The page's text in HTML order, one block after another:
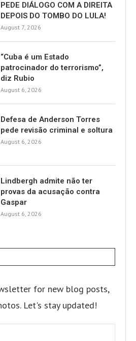
PEDE DIÁLOGO COM A DIREITA
DEPOIS DO TOMBO DO LULA!
August 7, 2026
“Cuba é um Estado
patrocinador do terrorismo”,
diz Rubio
August 6, 2026
Defesa de Anderson Torres
pede revisão criminal e soltura
August 6, 2026
Lindbergh admite não ter
provas da acusação contra
Gaspar
August 6, 2026
for new blog posts,
Let's stay updated!